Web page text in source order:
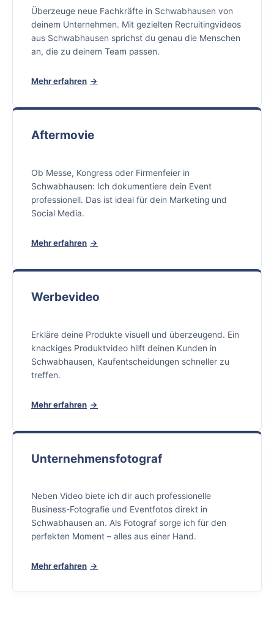
Überzeuge neue Fachkräfte in Schwabhausen von
deinem Unternehmen. Mit gezielten Recruitingvideos
aus Schwabhausen sprichst du genau die Menschen
an, die zu deinem Team passen.
Mehr erfahren
Aftermovie
Ob Messe, Kongress oder Firmenfeier in
Schwabhausen: Ich dokumentiere dein Event
professionell. Das ist ideal für dein Marketing und
Social Media.
Mehr erfahren
Werbevideo
Erkläre deine Produkte visuell und überzeugend. Ein
knackiges Produktvideo hilft deinen Kunden in
Schwabhausen, Kaufentscheidungen schneller zu
treffen.
Mehr erfahren
Unternehmensfotograf
Neben Video biete ich dir auch professionelle
Business-Fotografie und Eventfotos direkt in
Schwabhausen an. Als Fotograf sorge ich für den
perfekten Moment – alles aus einer Hand.
Mehr erfahren